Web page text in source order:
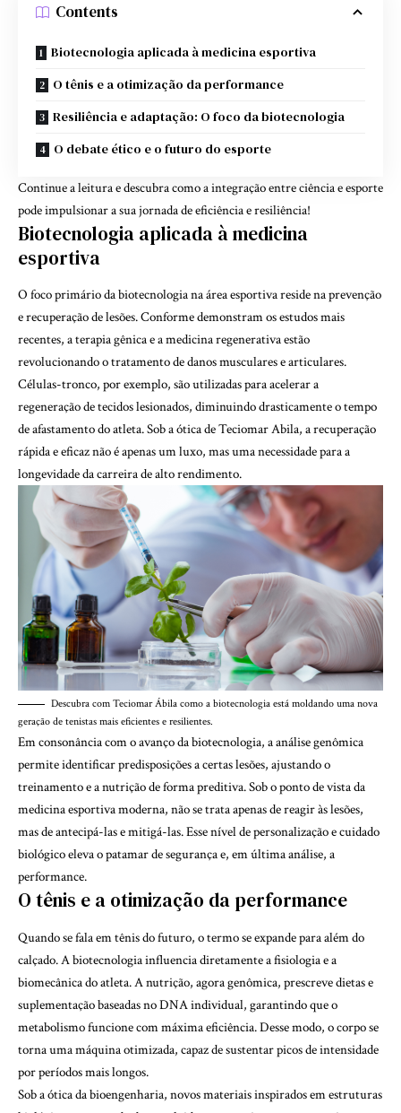
Contents
Biotecnologia aplicada à medicina esportiva
O tênis e a otimização da performance
Resiliência e adaptação: O foco da biotecnologia
O debate ético e o futuro do esporte
Continue a leitura e descubra como a integração entre ciência e esporte
pode impulsionar a sua jornada de eficiência e resiliência!
Biotecnologia aplicada à medicina
esportiva
O foco primário da biotecnologia na área esportiva reside na prevenção
e recuperação de lesões. Conforme demonstram os estudos mais
recentes, a terapia gênica e a medicina regenerativa estão
revolucionando o tratamento de danos musculares e articulares.
Células-tronco, por exemplo, são utilizadas para acelerar a
regeneração de tecidos lesionados, diminuindo drasticamente o tempo
de afastamento do atleta. Sob a ótica de Teciomar Abila, a recuperação
rápida e eficaz não é apenas um luxo, mas uma necessidade para a
longevidade da carreira de alto rendimento.
Descubra com Teciomar Ábila como a biotecnologia está moldando uma nova
geração de tenistas mais eficientes e resilientes.
Em consonância com o avanço da biotecnologia, a análise genômica
permite identificar predisposições a certas lesões, ajustando o
treinamento e a nutrição de forma preditiva. Sob o ponto de vista da
medicina esportiva moderna, não se trata apenas de reagir às lesões,
mas de antecipá-las e mitigá-las. Esse nível de personalização e cuidado
biológico eleva o patamar de segurança e, em última análise, a
performance.
O tênis e a otimização da performance
Quando se fala em tênis do futuro, o termo se expande para além do
calçado. A biotecnologia influencia diretamente a fisiologia e a
biomecânica do atleta. A nutrição, agora genômica, prescreve dietas e
suplementação baseadas no DNA individual, garantindo que o
metabolismo funcione com máxima eficiência. Desse modo, o corpo se
torna uma máquina otimizada, capaz de sustentar picos de intensidade
por períodos mais longos.
Sob a ótica da bioengenharia, novos materiais inspirados em estruturas